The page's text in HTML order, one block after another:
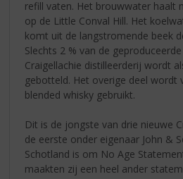
refill vaten. Het brouwwater haalt
op de Little Conval Hill. Het
komt uit de langstromende beek
Slechts 2 % van de
Craigellachie distilleerderij wordt
gebotteld. Het overige deel wordt
blended whisky gebruikt.
Dit is de jongste van drie nieuwe
de eerste onder eigenaar John &
Schotland is om No Age
maakten zij een heel ander